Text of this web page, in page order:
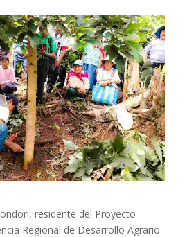
residente del Proyecto
Regional de Desarrollo Agrario